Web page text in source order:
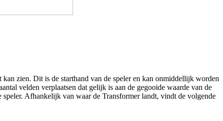
zien. Dit is de starthand van de speler en kan onmiddellijk worden
velden verplaatsen dat gelijk is aan de gegooide waarde van de
Afhankelijk van waar de Transformer landt, vindt de volgende